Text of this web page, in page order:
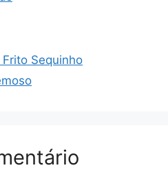
Sequinho